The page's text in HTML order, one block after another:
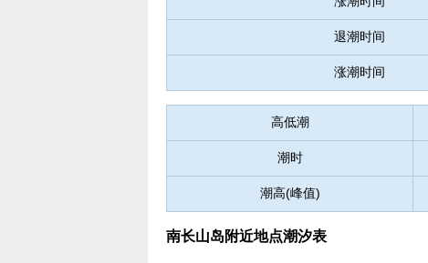
退潮时间
涨潮时间
高低潮
潮时
潮高(峰值)
南长山岛附近地点潮汐表